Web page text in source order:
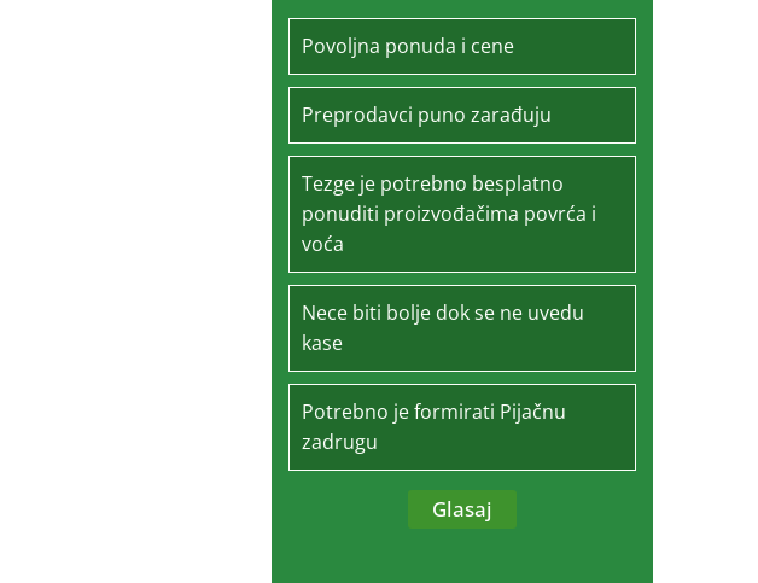
Povoljna ponuda i cene
Preprodavci puno zarađuju
Tezge je potrebno besplatno
ponuditi proizvođačima povrća i
voća
Nece biti bolje dok se ne uvedu
kase
Potrebno je formirati Pijačnu
zadrugu